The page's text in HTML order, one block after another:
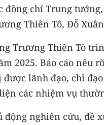
đồng chí Trung
Thiên Tô, Đỗ
Trương Thiên Tô
2025. Báo cáo nêu
lãnh đạo, chỉ
các nhiệm vụ
động nghiên cứu, đề